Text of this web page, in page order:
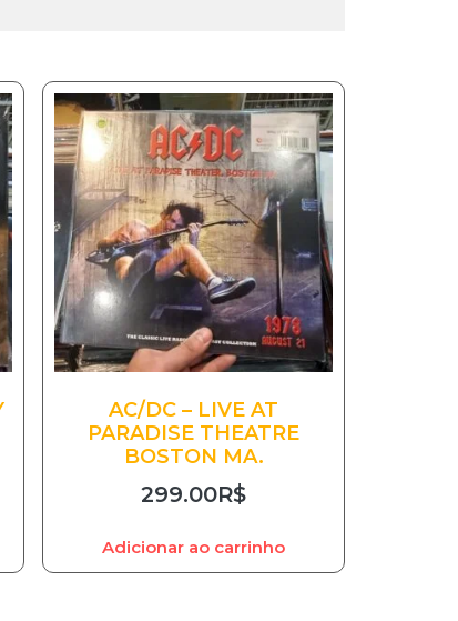
AC/DC – LIVE AT
PARADISE THEATRE
BOSTON MA.
299.00R$
Adicionar ao carrinho